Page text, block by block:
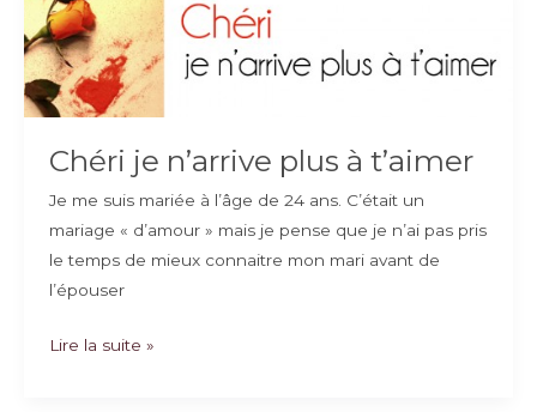
privée
:
le
choix
Chéri je n’arrive plus à t’aimer
Je me suis mariée à l’âge de 24 ans. C’était un
mariage « d’amour » mais je pense que je n’ai pas pris
le temps de mieux connaitre mon mari avant de
l’épouser
Chéri
Lire la suite »